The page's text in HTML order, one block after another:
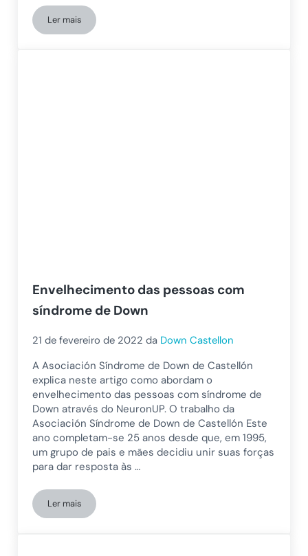
Ler maisQual é o trabalho de uma Associação Síndrome de Down?
Envelhecimento das pessoas com
síndrome de Down
21 de fevereiro de 2022 da Down Castellon
A Asociación Síndrome de Down de Castellón
explica neste artigo como abordam o
envelhecimento das pessoas com síndrome de
Down através do NeuronUP. O trabalho da
Asociación Síndrome de Down de Castellón Este
ano completam-se 25 anos desde que, em 1995,
um grupo de pais e mães decidiu unir suas forças
para dar resposta às …
Ler maisEnvelhecimento das pessoas com síndrome de Down